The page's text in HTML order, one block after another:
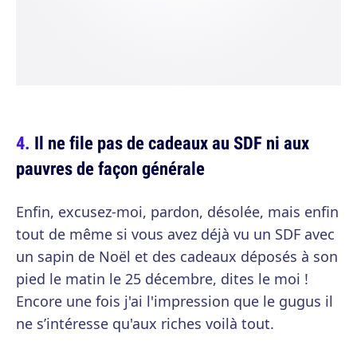
Il ne file pas de cadeaux au SDF ni aux
pauvres de façon générale
Enfin, excusez-moi, pardon, désolée, mais enfin
tout de même si vous avez déjà vu un SDF avec
un sapin de Noël et des cadeaux déposés à son
pied le matin le 25 décembre, dites le moi !
Encore une fois j'ai l'impression que le gugus il
ne s’intéresse qu'aux riches voilà tout.